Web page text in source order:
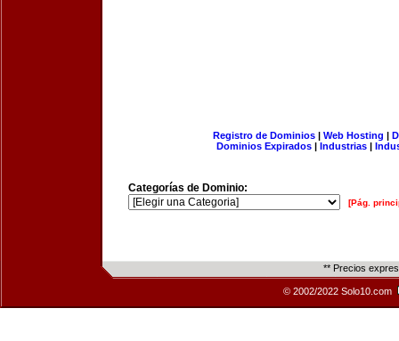
Registro de Dominios| Web Hosting |
Dominios Expirados | Industrias |
Categorías de Dominio:
[Pág.
** Precios
© 2002/2022 Solo10.com